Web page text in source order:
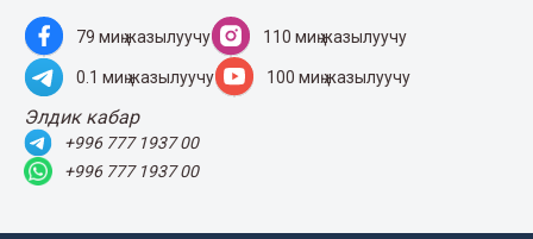
79 миң жазылуучу 110 миң жазылуучу
0.1 миң жазылуучу 100 миң жазылуучу
Элдик кабар
+996 777 1937 00
+996 777 1937 00